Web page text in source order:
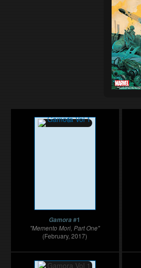
Gamora#1
"Memento Mori, Part One"
(February, 2017)